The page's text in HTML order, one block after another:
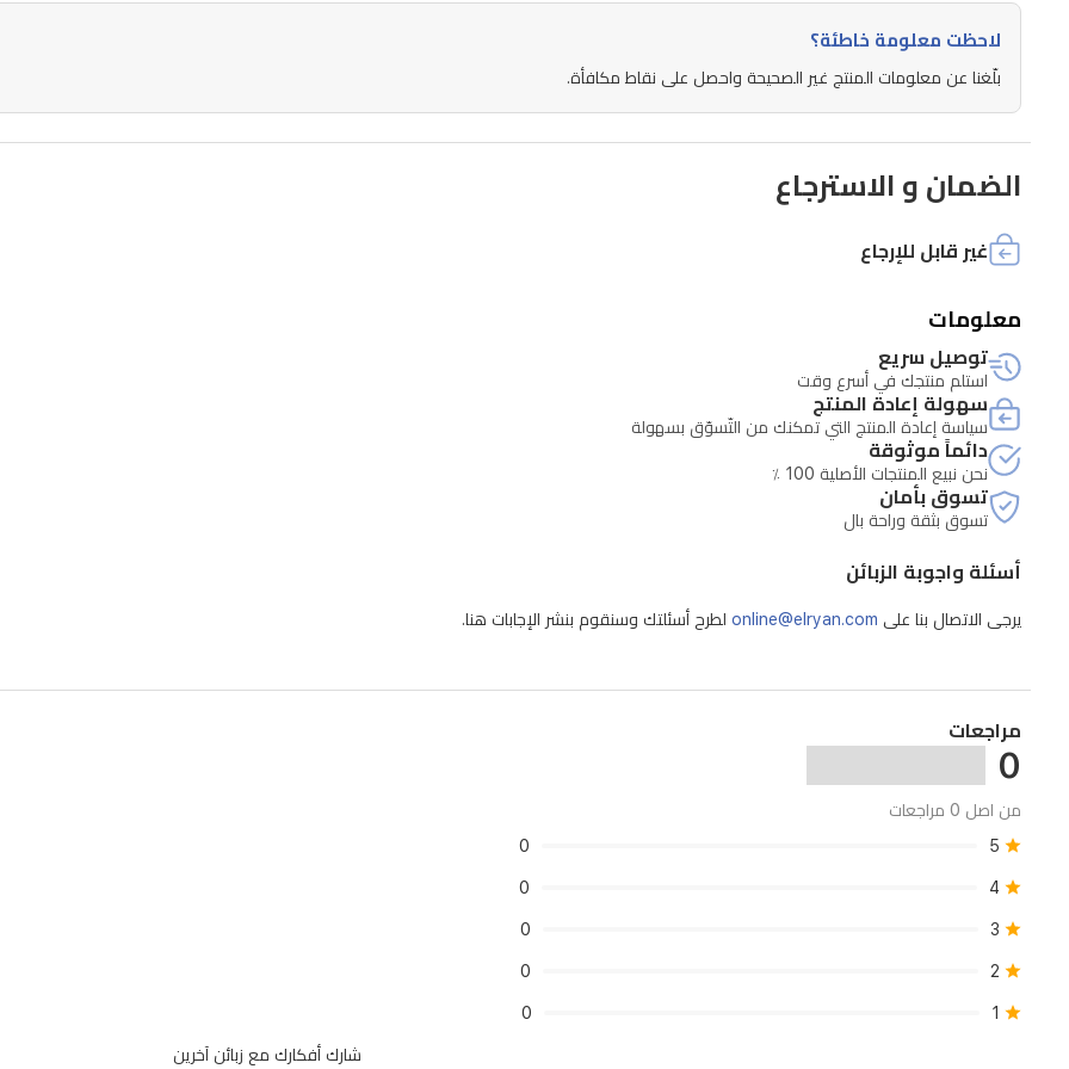
الذكاء
الاصطناعي
ورادار
dToF
القابل
للسحب،
المكنسة
دقيقاً
للعوائق
ورسماً
خرائطياً
فورياً،
حتى
الأثاث
المنخفض.
الشاملة
صيانة
تلقائية،
بما
في
ذلك
غسل
الممسحة
لاحظت معلومة خاطئة؟
بلّغنا عن معلومات المنتج غير الصحيحة واحصل على نقاط مكافأة.
الضمان و الاسترجاع
غير قابل للإرجاع
معلومات
توصيل سريع
استلم منتجك في أسرع وقت
سهولة إعادة المنتج
سياسة إعادة المنتج التي تمكنك من التّسوّق بسهولة
دائماً موثوقة
نحن نبيع المنتجات الأصلية 100 ٪
تسوق بأمان
تسوق بثقة وراحة بال
أسئلة واجوبة الزبائن
يرجى الاتصال بنا على online@elryan.com لطرح أسئلتك وسنقوم بنشر الإجابات هنا.
مراجعات
0
من اصل 0 مراجعات
5
0
4
0
3
0
2
0
1
0
شارك أفكارك مع زبائن آخرين